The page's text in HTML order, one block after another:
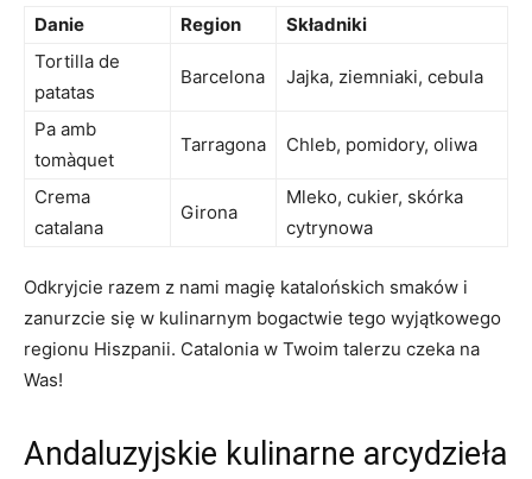
Danie Region
Składniki
Tortilla de
patatas
Barcelona Jajka, ziemniaki, cebula
Pa amb
tomàquet
Tarragona Chleb, pomidory, oliwa
Crema
catalana
Girona
Mleko, cukier, skórka
cytrynowa
Odkryjcie razem z nami magię katalońskich smaków i
zanurzcie się w kulinarnym bogactwie tego wyjątkowego
regionu Hiszpanii. Catalonia w Twoim talerzu czeka na
Was!
Andaluzyjskie kulinarne arcydzieła